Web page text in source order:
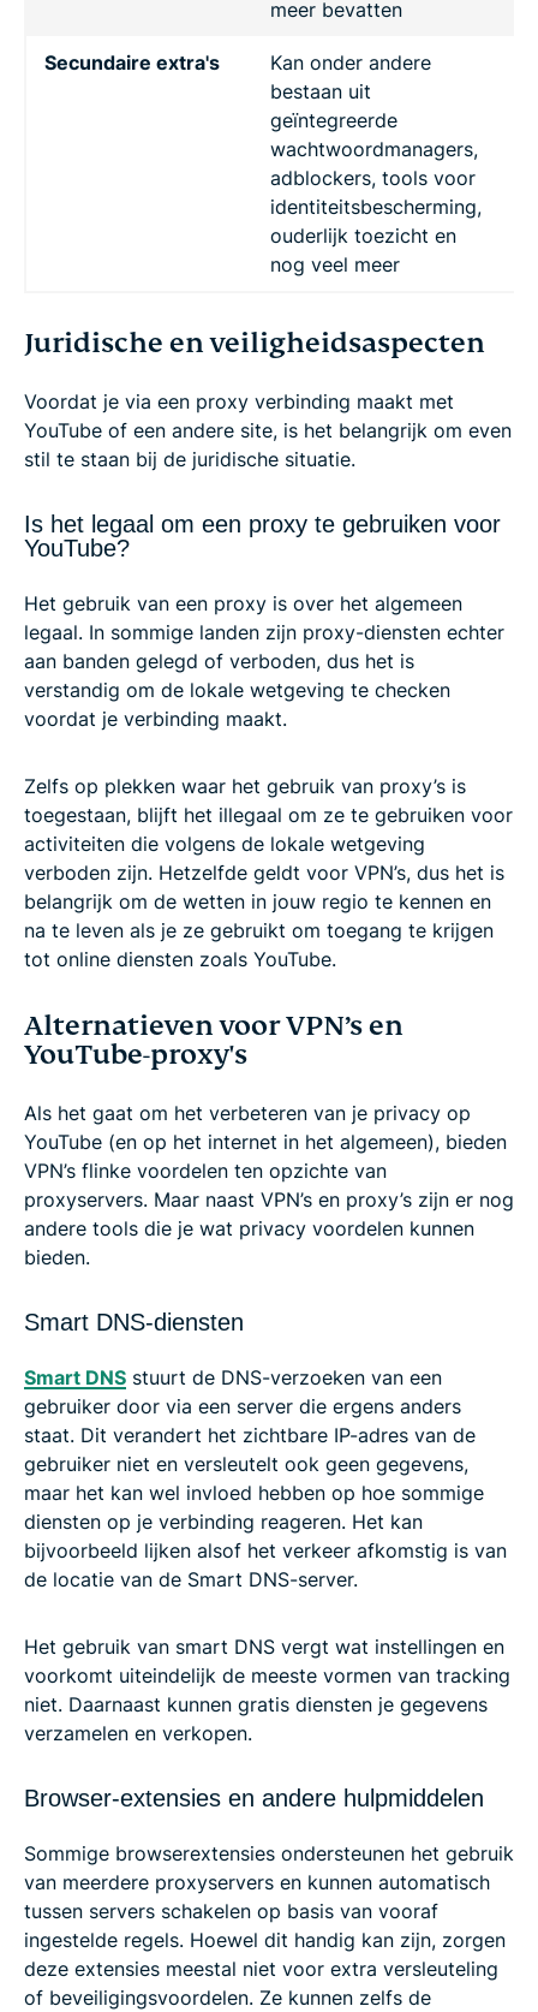
meer bevatten
Secundaire extra's
Kan onder andere
bestaan uit
geïntegreerde
wachtwoordmanagers,
adblockers, tools voor
identiteitsbescherming,
ouderlijk toezicht en
nog veel meer
Juridische en veiligheidsaspecten
Voordat je via een proxy verbinding maakt met
YouTube of een andere site, is het belangrijk om even
stil te staan bij de juridische situatie.
Is het legaal om een proxy te gebruiken voor
YouTube?
Het gebruik van een proxy is over het algemeen
legaal. In sommige landen zijn proxy-diensten echter
aan banden gelegd of verboden, dus het is
verstandig om de lokale wetgeving te checken
voordat je verbinding maakt.
Zelfs op plekken waar het gebruik van proxy’s is
toegestaan, blijft het illegaal om ze te gebruiken voor
activiteiten die volgens de lokale wetgeving
verboden zijn. Hetzelfde geldt voor VPN’s, dus het is
belangrijk om de wetten in jouw regio te kennen en
na te leven als je ze gebruikt om toegang te krijgen
tot online diensten zoals YouTube.
Alternatieven voor VPN’s en
YouTube-proxy's
Als het gaat om het verbeteren van je privacy op
YouTube (en op het internet in het algemeen), bieden
VPN’s flinke voordelen ten opzichte van
proxyservers. Maar naast VPN’s en proxy’s zijn er nog
andere tools die je wat privacy voordelen kunnen
bieden.
Smart DNS-diensten
Smart DNS stuurt de DNS-verzoeken van een
gebruiker door via een server die ergens anders
staat. Dit verandert het zichtbare IP-adres van de
gebruiker niet en versleutelt ook geen gegevens,
maar het kan wel invloed hebben op hoe sommige
diensten op je verbinding reageren. Het kan
bijvoorbeeld lijken alsof het verkeer afkomstig is van
de locatie van de Smart DNS-server.
Het gebruik van smart DNS vergt wat instellingen en
voorkomt uiteindelijk de meeste vormen van tracking
niet. Daarnaast kunnen gratis diensten je gegevens
verzamelen en verkopen.
Browser-extensies en andere hulpmiddelen
Sommige browserextensies ondersteunen het gebruik
van meerdere proxyservers en kunnen automatisch
tussen servers schakelen op basis van vooraf
ingestelde regels. Hoewel dit handig kan zijn, zorgen
deze extensies meestal niet voor extra versleuteling
of beveiligingsvoordelen. Ze kunnen zelfs de